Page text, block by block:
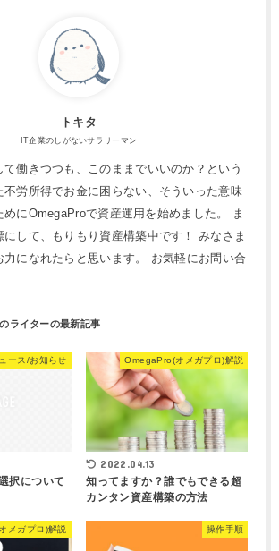
トキタ
IT企業のしがないサラリーマン
働きつつも、このままでいいのか？という
不労所得でお金に困らない、そういった意味
にOmegaProで資産運用を始めました。 ま
して、もりもり資産構築中です！ みなさま
力になれたらと思います。 お気軽にお問い合
ース/お知らせ
択について
OmegaPro(オメガプロ)解説
2022.04.13
知ってますか？誰でもできる超
カンタン資産構築の方法
メガプロ)解説 操作手順